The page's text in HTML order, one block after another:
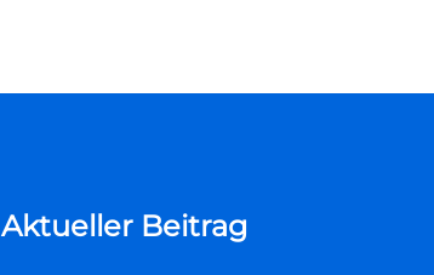
Aktueller Beitrag